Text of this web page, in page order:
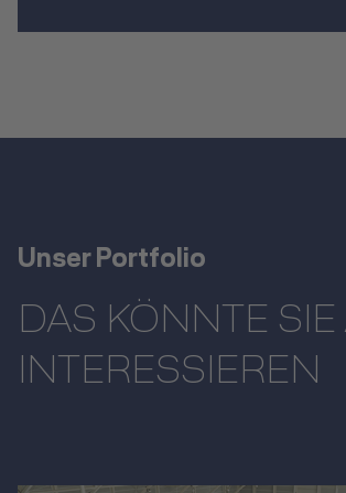
Unser Portfolio
DAS KÖNNTE
INTERESSIEREN